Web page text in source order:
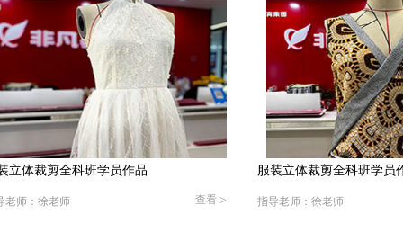
服装立体裁剪全科班学员作品
查看
指导老师：徐老师
服装立体裁剪全科班
指导老师：徐老师